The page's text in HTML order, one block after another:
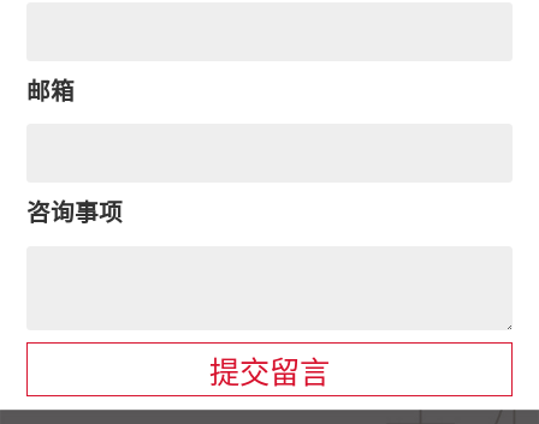
邮箱
咨询事项